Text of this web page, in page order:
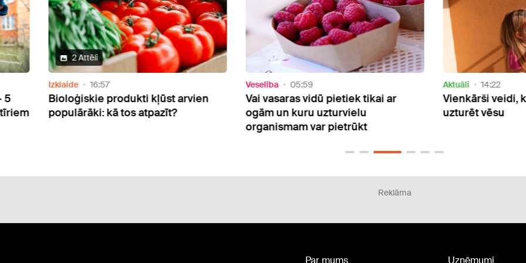
kļūst arvien
Veselība
Vai vasaras vidū pietiek tikai ar
ogām un kuru uzturvielu
Aktuāli
Vienkārši veidi, kā mājokli vasarā
uzturēt vēsu
No
Reklāma
Par mums Uzņēmumi